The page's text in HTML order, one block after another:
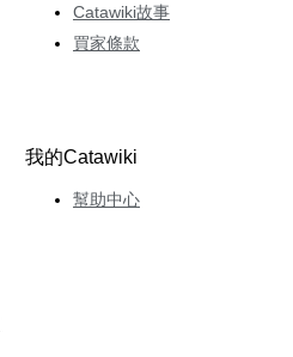
Catawiki故事
買家條款
我的Catawiki
幫助中心